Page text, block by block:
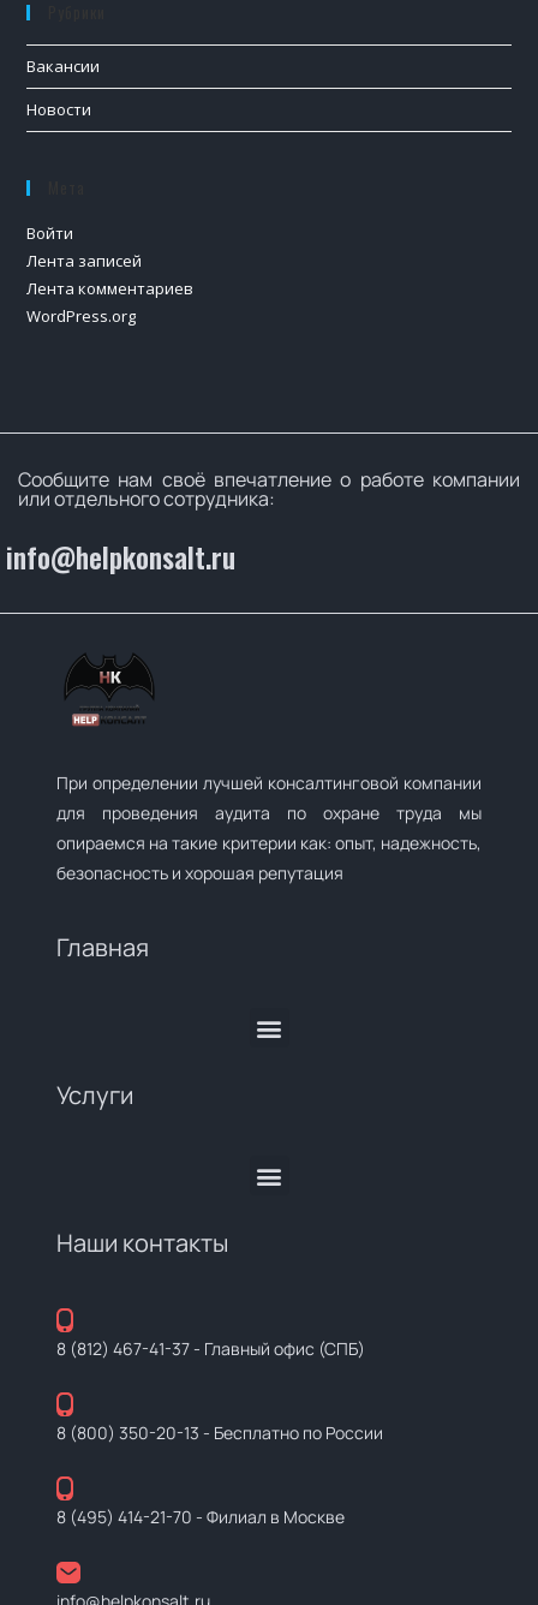
Вакансии
Новости
Войти
Лента записей
Лента комментариев
WordPress.org
Сообщите нам своё впечатление о работе компании
или отдельного сотрудника:
info@helpkonsalt.ru
При определении лучшей консалтинговой компании
для проведения аудита по охране труда мы
опираемся на такие критерии как: опыт, надежность,
безопасность и хорошая репутация
Главная
Услуги
Наши контакты
8 (812) 467-41-37- Главный офис (СПБ)
8 (800) 350-20-13 - Бесплатно по России
8 (495) 414-21-70 - Филиал в Москве